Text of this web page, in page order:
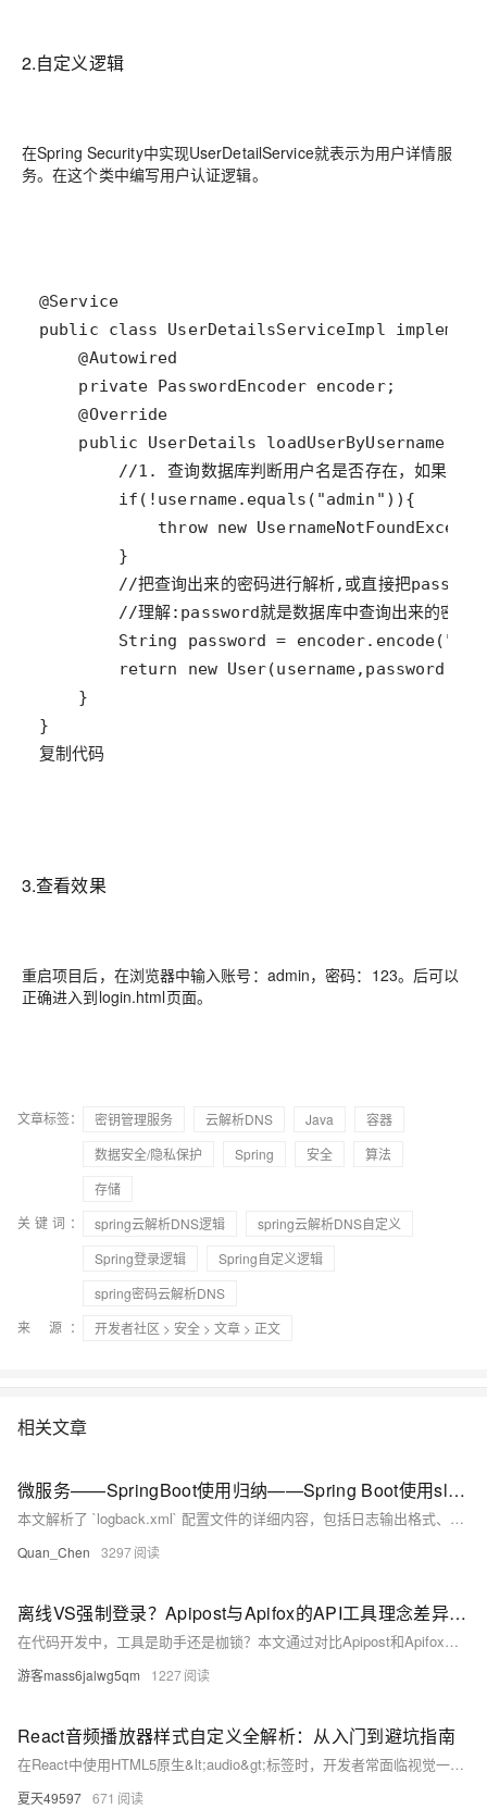
2.自定义逻辑
在Spring Security中实现UserDetailService就表示为用户详情服
务。在这个类中编写用户认证逻辑。
@Service
复制代码
3.查看效果
重启项目后，在浏览器中输入账号：admin，密码：123。后可以
正确进入到login.html页面。
文章标签： 密钥管理服务 云解析DNS Java
容器
数据安全/隐私保护
Spring 安全
算法
存储
关键词：
spring云解析DNS逻辑
spring云解析DNS自定义
Spring登录逻辑
Spring自定义逻辑
spring密码云解析DNS
来 源：
开发者社区 > 安全 > 文章 > 正文
相关文章
微服务——SpringBoot使用归纳——Spring Boot使用slf4j进行日志记录—— logback.xml 配置文件解析
本文解析了 `logback.xml` 配置文件的详细内容，包括日志输出格式、存储路径、控制台输出及日志级别等关键配置。通过定义 `LOG_PATTERN` 和 `FILE_PATH`，设置日志格式与存储路径；利用 `&lt;appender&gt;` 节点配置控制台和文件输出，支持日志滚动策略（如文件大小限制和保存时长）；最后通过 `&lt;logger&gt;` 和 `&lt;root&gt;` 定义日志级别与输出方式。此配置适用于精细化管理日志输出，满足不同场景需求。
Quan_Chen 3297
离线VS强制登录？Apipost与Apifox的API工具理念差异深度解析
在代码开发中，工具是助手还是枷锁？本文通过对比Apipost和Apifox在断网环境下的表现，探讨API工具的选择对开发自由度的影响。Apifox强制登录限制了离线使用，而Apipost支持游客模式与本地存储，尊重开发者数据主权。文章从登录策略、离线能力、协作模式等方面深入分析，揭示工具背后的设计理念与行业趋势，帮助开发者明智选择，掌握数据控制权并提升工作效率。
游客mass6jalwg5qm 1227
React音频播放器样式自定义全解析：从入门到避坑指南
在React中使用HTML5原生&lt;audio&gt;标签时，开发者常面临视觉一致性缺失、样式定制局限和交互体验割裂等问题。通过隐藏原生控件并构建自定义UI层，可以实现完全可控的播放器视觉风格，避免状态不同步等典型问题。结合事件监听、进度条拖拽、浏览器兼容性处理及性能优化技巧，可构建高性能、可维护的音频组件，满足跨平台需求。建议优先使用成熟音频库（如react-player），仅在深度定制需求时采用原生方案。
夏天49597 671